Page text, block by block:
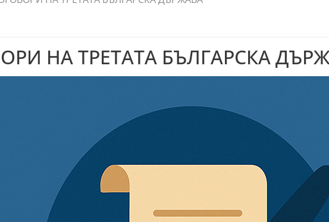
НА ТРЕТАТА БЪЛГАРСКА